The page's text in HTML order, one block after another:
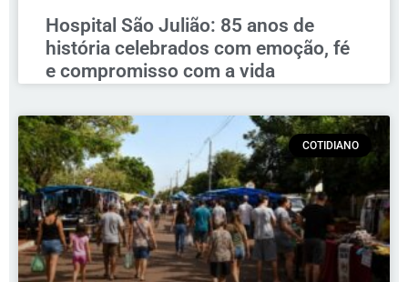
Hospital São Julião: 85 anos de
história celebrados com emoção, fé
e compromisso com a vida
COTIDIANO